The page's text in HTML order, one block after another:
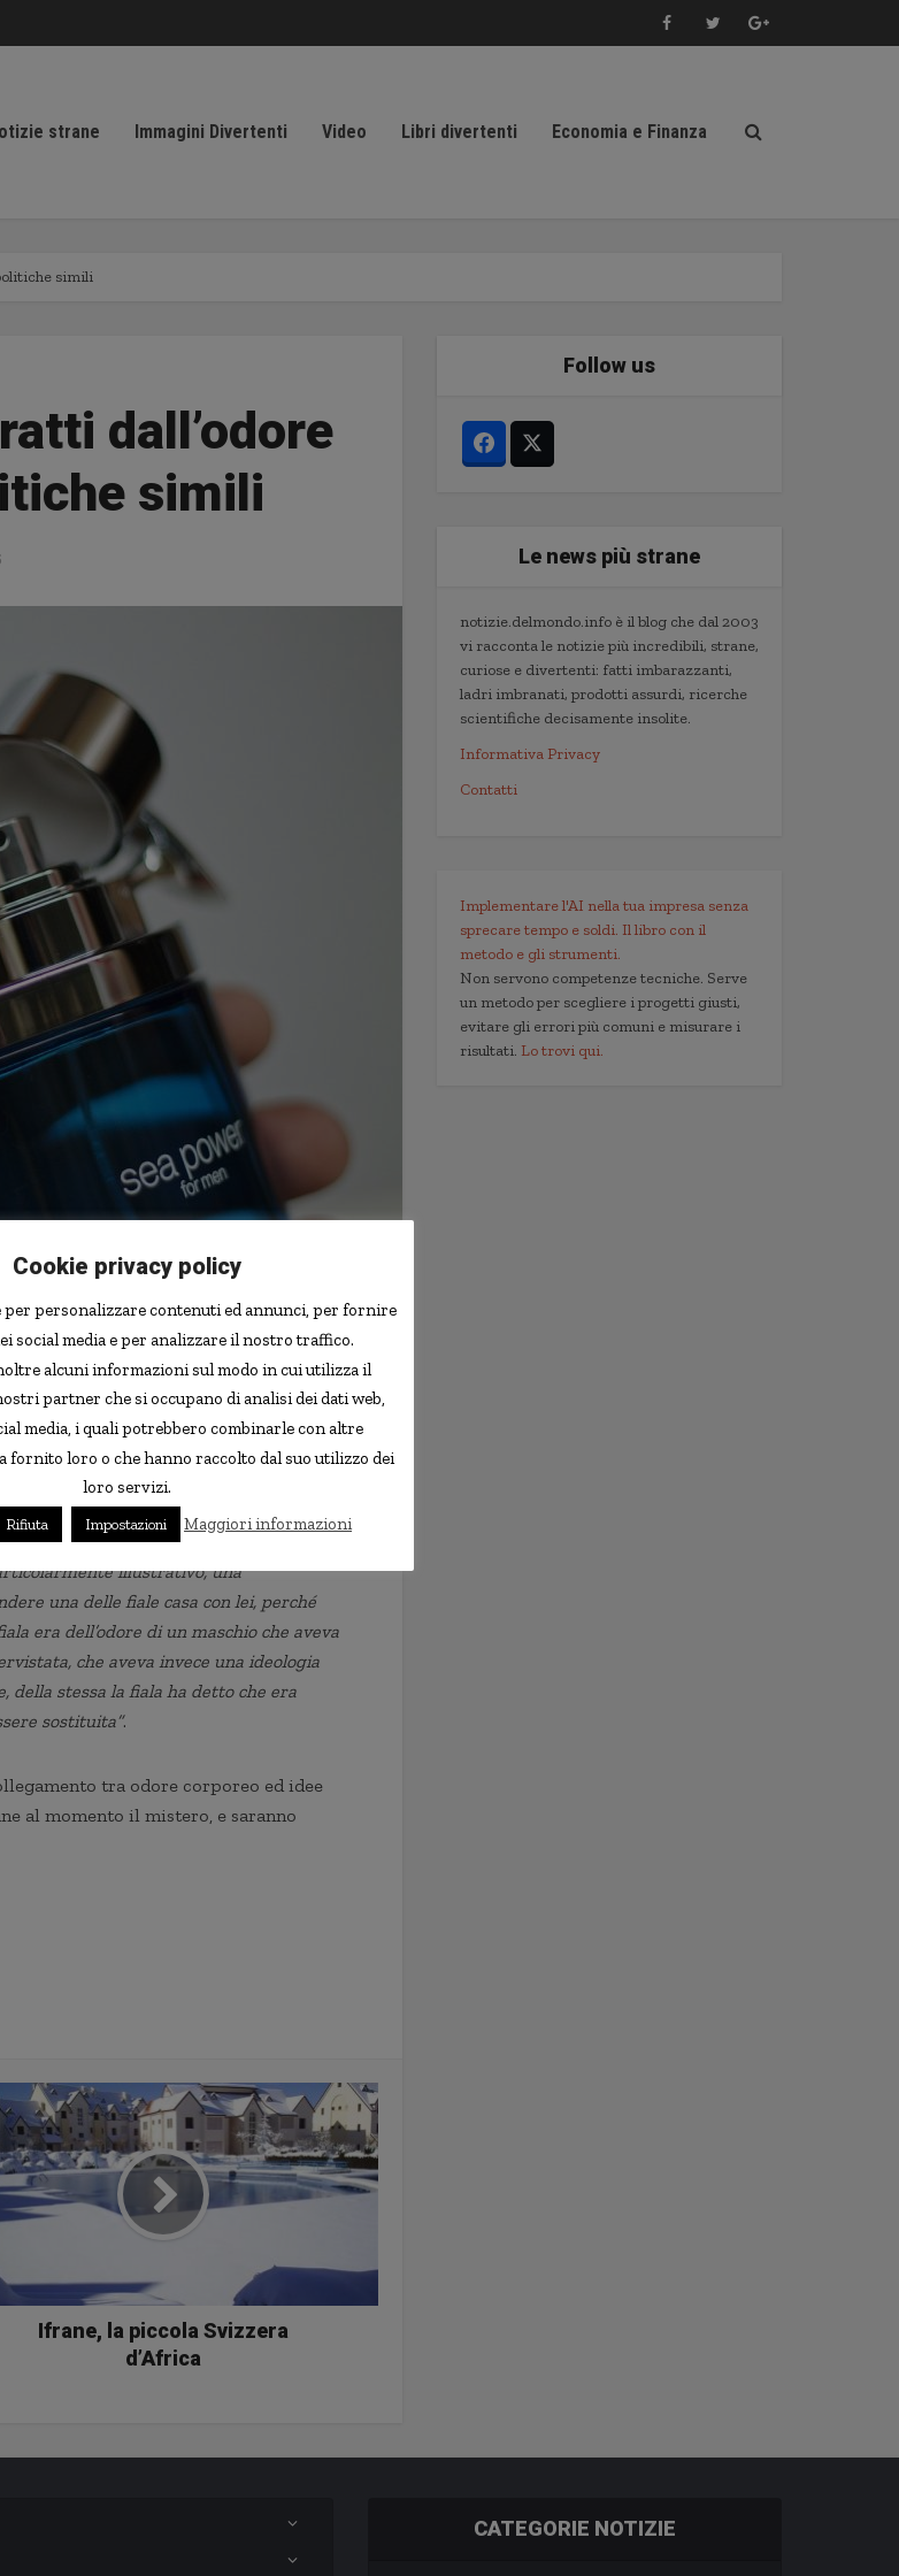
strane Immagini Divertenti Video Libri divertenti Economia e Finanza
simili
dall’odore
simili
all’odore corporeo: dei ricercatori
infatti cercato di verificare
se possa
e un conservatore
. L’idea nasce dal
religione, accomuna maggiormente
del partner.
persone con idee politiche simili,
illustrativo, una
una delle fiale casa con lei, perché
era dell’odore di un maschio che aveva
che aveva invece una ideologia
della stessa la fiala ha detto che era
sostituita”.
tra odore corporeo ed idee
al momento il mistero, e saranno
Ifrane, la piccola Svizzera
d’Africa
Follow us
Le news più strane
notizie.delmondo.info è il blog che dal 2003
vi racconta le notizie più incredibili, strane,
curiose e divertenti: fatti imbarazzanti,
ladri imbranati, prodotti assurdi, ricerche
scientifiche decisamente insolite.
Informativa Privacy
Contatti
Implementare l'AI nella tua impresa senza
sprecare tempo e soldi. Il libro con il
metodo e gli strumenti.
Non servono competenze tecniche. Serve
un metodo per scegliere i progetti giusti,
evitare gli errori più comuni e misurare i
risultati. Lo trovi qui.
CATEGORIE NOTIZIE
Cookie privacy policy
per personalizzare contenuti ed annunci, per fornire
social media e per analizzare il nostro traffico.
alcuni informazioni sul modo in cui utilizza il
partner che si occupano di analisi dei dati web,
media, i quali potrebbero combinarle con altre
fornito loro o che hanno raccolto dal suo utilizzo dei
loro servizi.
Rifiuta Impostazioni Maggiori informazioni